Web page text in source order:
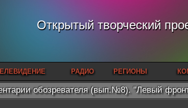
Открытый творческий
РАДИО РЕГИОНЫ
обозревателя (вып.№8). "Левый